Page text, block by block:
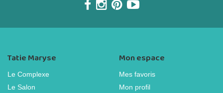
Tatie Maryse
Le Complexe
Le Salon
Mon espace
Mes favoris
Mon profil